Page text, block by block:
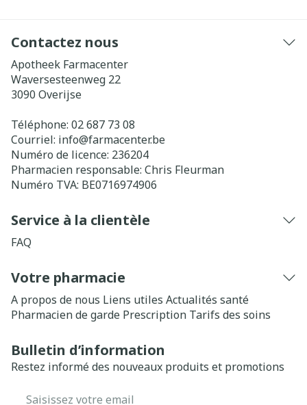
Contactez nous
Apotheek Farmacenter
Waversesteenweg 22
3090 Overijse
Téléphone: 02 687 73 08
Courriel: info@farmacenter.be
Numéro de licence: 236204
Pharmacien responsable: Chris Fleurman
Numéro TVA: BE0716974906
Service à la clientèle
FAQ
Votre pharmacie
A propos de nous Liens utiles Actualités santé
Pharmacien de garde Prescription Tarifs des soins
Bulletin d’information
Restez informé des nouveaux produits et promotions